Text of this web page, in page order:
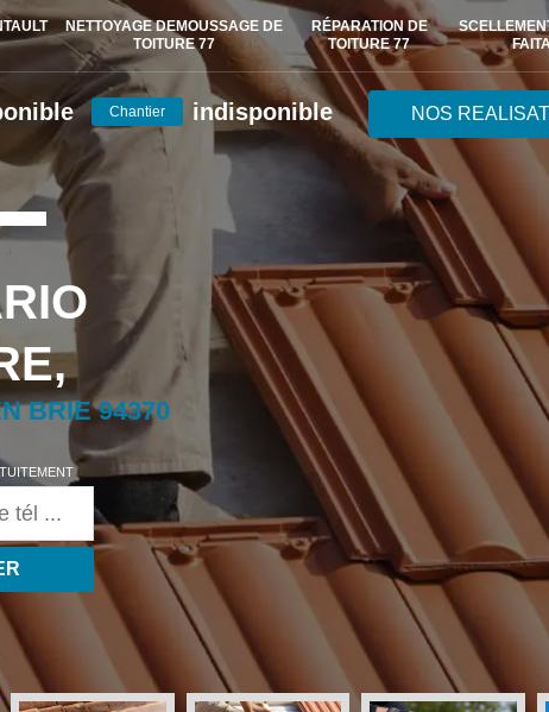
NETTOYAGE DEMOUSSAGE DE
TOITURE 77
RÉPARATION DE
TOITURE 77
Chantier indisponible NOS
BRIE 94370